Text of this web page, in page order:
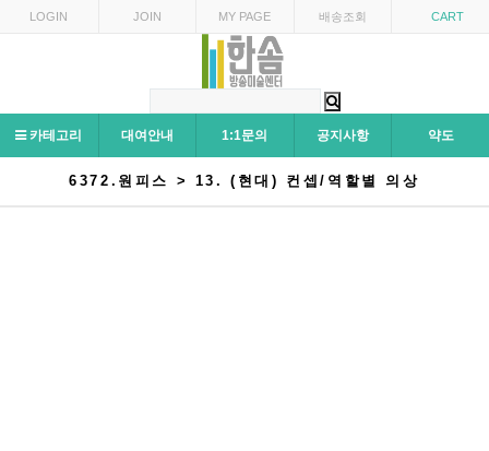
LOGIN JOIN MY PAGE 배송조회 CART
카테고리 대여안내 1:1문의 공지사항 약도
6372.원피스 > 13. (현대) 컨셉/역할별 의상